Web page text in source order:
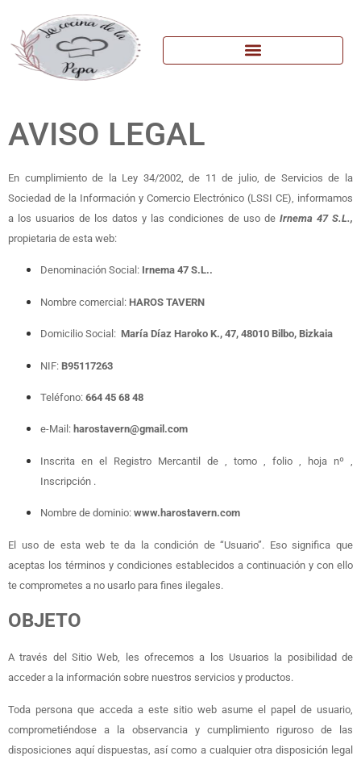
AVISO LEGAL
En cumplimiento de la Ley 34/2002, de 11 de julio, de Servicios de la
Sociedad de la Información y Comercio Electrónico (LSSI CE), informamos
a los usuarios de los datos y las condiciones de uso de Irnema 47 S.L.,
propietaria de esta web:
Denominación Social: Irnema 47 S.L..
Nombre comercial: HAROS TAVERN
Domicilio Social: María Díaz Haroko K., 47, 48010 Bilbo, Bizkaia
NIF: B95117263
Teléfono: 664 45 68 48
e-Mail: harostavern@gmail.com
Inscrita en el Registro Mercantil de , tomo , folio , hoja nº ,
Inscripción .
Nombre de dominio: www. harostavern.com
El uso de esta web te da la condición de “Usuario”. Eso significa que
aceptas los términos y condiciones establecidos a continuación y con ello
te comprometes a no usarlo para fines ilegales.
OBJETO
A través del Sitio Web, les ofrecemos a los Usuarios la posibilidad de
acceder a la información sobre nuestros servicios y productos.
Toda persona que acceda a este sitio web asume el papel de usuario,
comprometiéndose a la observancia y cumplimiento riguroso de las
disposiciones aquí dispuestas, así como a cualquier otra disposición legal